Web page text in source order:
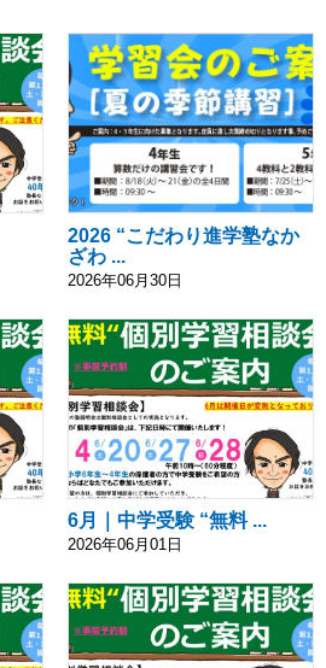
2026 “こだわり進学塾なか
ざわ ...
2026年06月30日
6月｜中学受験 “無料 ...
2026年06月01日